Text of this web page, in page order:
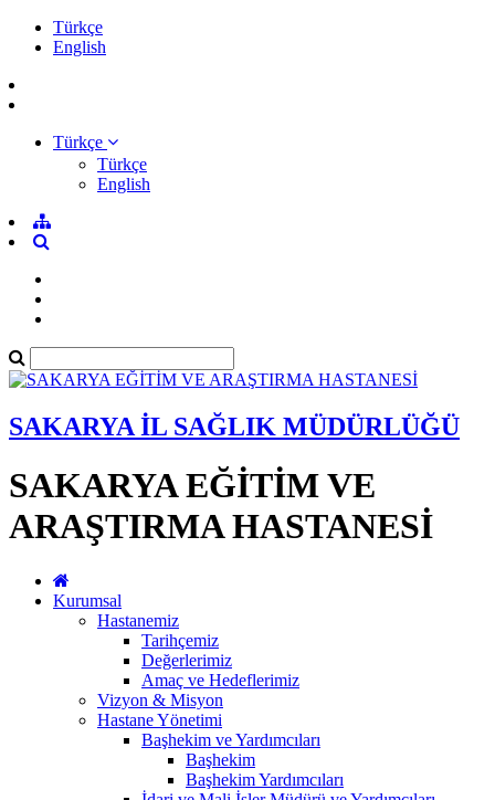
Türkçe
English
Türkçe
Türkçe
English
SAKARYA İL SAĞLIK MÜDÜRLÜĞÜ
SAKARYA EĞİTİM VE
ARAŞTIRMA HASTANESİ
Kurumsal
Hastanemiz
Tarihçemiz
Değerlerimiz
Amaç ve Hedeflerimiz
Vizyon & Misyon
Hastane Yönetimi
Başhekim ve Yardımcıları
Başhekim
Başhekim Yardımcıları